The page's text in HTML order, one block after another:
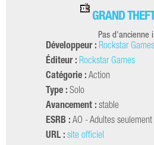
GRAND
Pas d'ancienne
Développeur : Rockstar Games
Éditeur : Rockstar Games
Catégorie : Action
Type : Solo
Avancement : stable
ESRB : AO - Adultes seulement
URL : site officiel